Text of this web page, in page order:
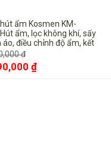
ẩm Kosmen KM-
ẩm, lọc không khí, sấy
áo, điều chỉnh độ ẩm, kết
- Chính hãng, Bảo hành
tại nhà
đ
₫